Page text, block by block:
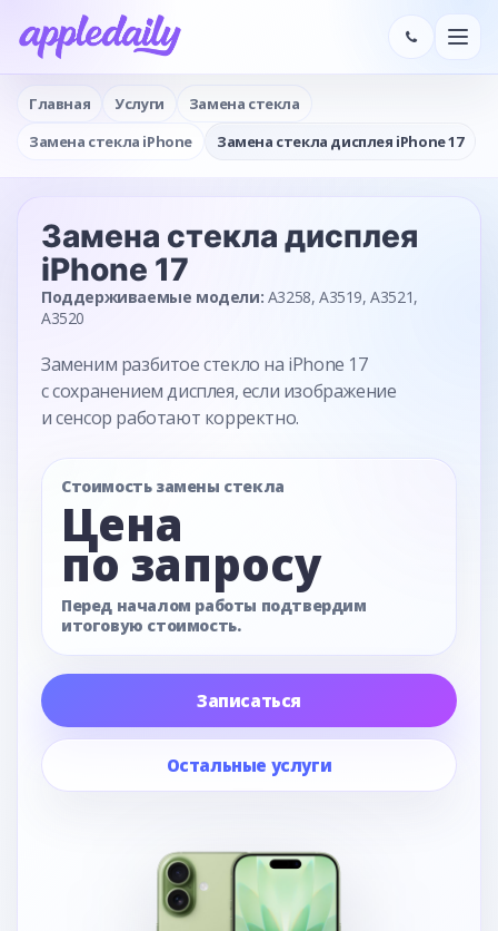
Главная Услуги
Замена стекла
Замена стекла iPhone
Замена стекла дисплея iPhone 17
Замена стекла дисплея
iPhone 17
Поддерживаемые модели: A3258, A3519, A3521,
A3520
Заменим разбитое стекло на iPhone 17
с сохранением дисплея, если изображение
и сенсор работают корректно.
Стоимость замены стекла
Цена
по запросу
Перед началом работы подтвердим
итоговую стоимость.
Записаться
Остальные услуги